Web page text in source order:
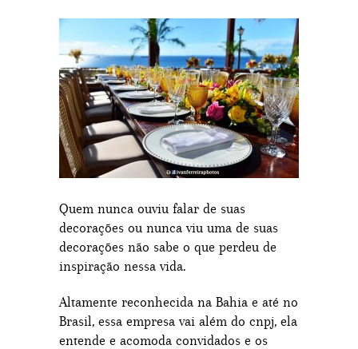
Quem nunca ouviu falar de suas
decorações ou nunca viu uma de suas
decorações não sabe o que perdeu de
inspiração nessa vida.
Altamente reconhecida na Bahia e até no
Brasil, essa empresa vai além do cnpj, ela
entende e acomoda convidados e os